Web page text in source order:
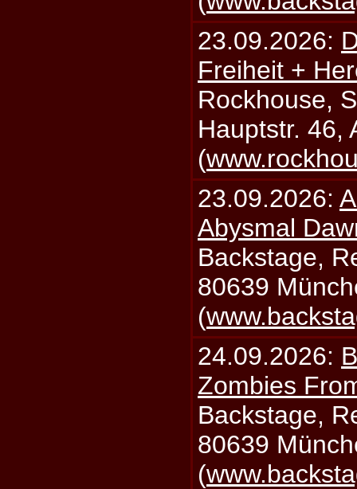
23.09.2026:
Freiheit +
Rockhouse,
Hauptstr. 46,
(
23.09.2026:
Abysmal
Backstage,
80639
(
24.09.2026:
Zombies
Backstage,
80639
(